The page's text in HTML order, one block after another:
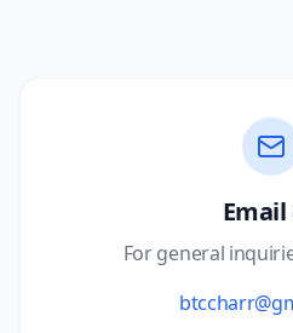
Email
For general